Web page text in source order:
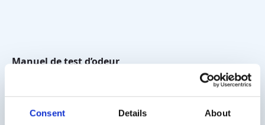
Consent Details About
Manuel de test d’odeur